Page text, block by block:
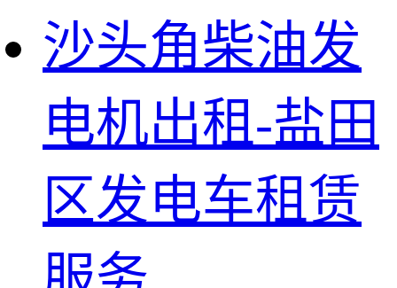
沙头角柴油发
电机出租-盐田
区发电车租赁